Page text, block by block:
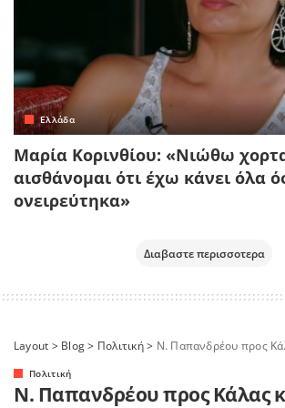
Ελλάδα
Μαρία Κορινθίου: «Νιώθω
αισθάνομαι ότι έχω κάνει όλα
ονειρεύτηκα»
Διαβαστε περισσοτερα
Layout > Blog> Πολιτική> Ν. Παπανδρέου προς Κάλας και Κόστα:
Πολιτική
Ν. Παπανδρέου προς Κάλας